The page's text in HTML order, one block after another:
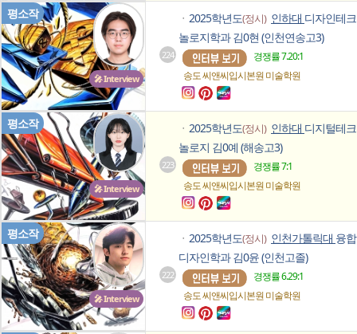
🎤 Interview
평소작
224
ㆍ 2025학년도(정시) 인하대 디자인테크
놀로지학과 김0현 (인천연송고3)
경쟁률 7.20:1
송도 씨앤씨입시본원미술학원
🎤 Interview
평소작
223
ㆍ 2025학년도(정시) 인하대 디지털테크
놀로지 김0예 (해송고3)
경쟁률 7:1
송도 씨앤씨입시본원미술학원
🎤 Interview
평소작
222
ㆍ 2025학년도(정시) 인천가톨릭대 융합
디자인학과 김0윤 (인천고졸)
경쟁률 6.29:1
송도 씨앤씨입시본원미술학원